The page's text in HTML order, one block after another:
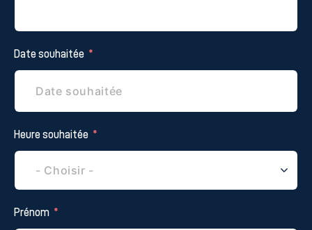
Date souhaitée
Heure souhaitée
Prénom